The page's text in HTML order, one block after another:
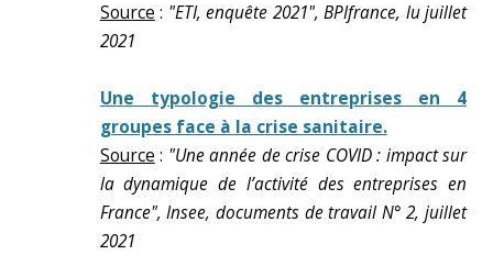
Source : "ETI, enquête 2021", BPIfrance, lu juillet
2021
Une typologie des entreprises en 4
groupes face à la crise sanitaire.
Source : "Une année de crise COVID : impact sur
la dynamique de l’activité des entreprises en
France", Insee, documents de travail N° 2, juillet
2021